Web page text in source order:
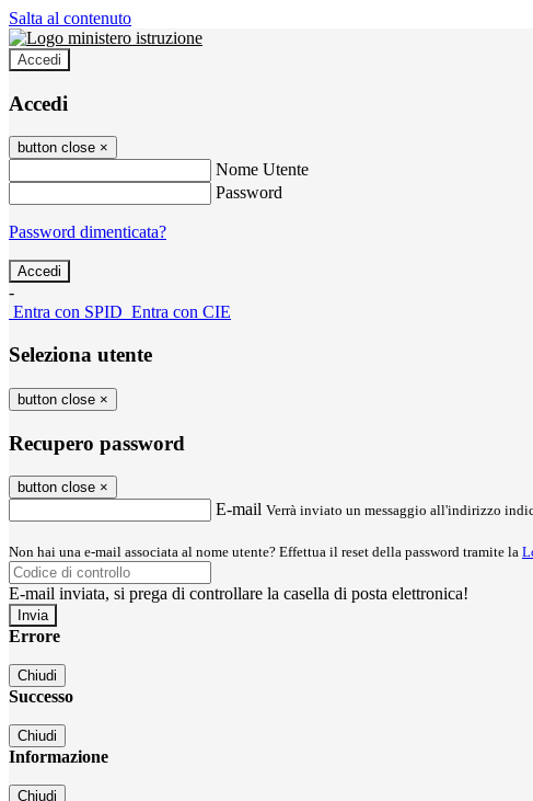
Salta al contenuto
Accedi
Accedi
button close ×
Nome Utente
Password
Password dimenticata?
-
Entra con SPID Entra con CIE
Seleziona utente
button close ×
Recupero password
button close ×
E-mail Verrà inviato un messaggio all'indirizzo
Non hai una e-mail associata al nome utente? Effettua il reset della password tramite la
E-mail inviata, si prega di controllare la casella di posta elettronica!
Errore
Chiudi
Successo
Chiudi
Informazione
Chiudi